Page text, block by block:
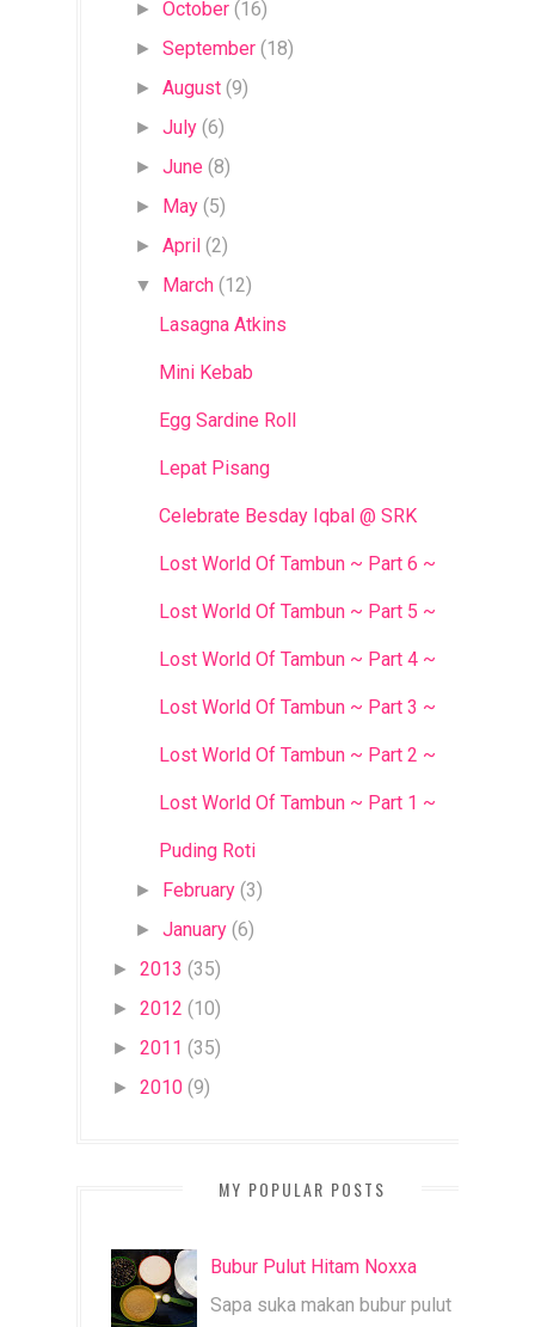
►October (16)
►September (18)
►August (9)
►July (6)
►June (8)
► May (5)
►April (2)
▼ March (12)
Lasagna Atkins
Mini Kebab
Egg Sardine Roll
Lepat Pisang
Celebrate Besday Iqbal @ SRK
Lost World Of Tambun ~ Part 6 ~
Lost World Of Tambun ~ Part 5 ~
Lost World Of Tambun ~ Part 4 ~
Lost World Of Tambun ~ Part 3 ~
Lost World Of Tambun ~ Part 2 ~
Lost World Of Tambun ~ Part 1 ~
Puding Roti
► February (3)
►January (6)
► 2013 (35)
► 2012 (10)
► 2011 (35)
► 2010 (9)
MY POPULAR POSTS
Bubur Pulut Hitam Noxxa
Sapa suka makan bubur pulut